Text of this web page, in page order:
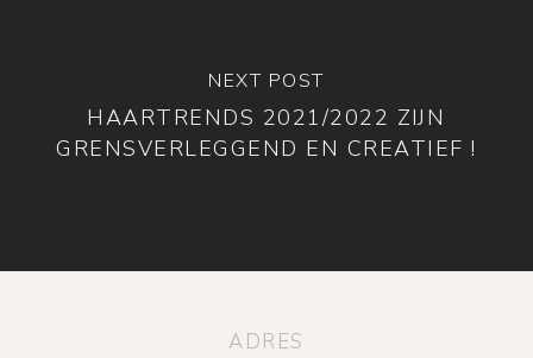
NEXT POST
HAARTRENDS 2021/2022 ZIJN
GRENSVERLEGGEND EN CREATIEF !
ADRES